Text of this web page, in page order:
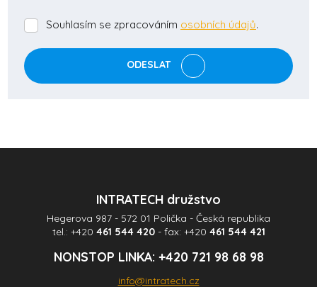
Souhlasím
zpracováním
osobních
údajů.
Souhlasím se zpracováním osobních údajů.
ODESLAT
odeslat.
INTRATECH družstvo
Hegerova 987 - 572 01 Polička - Česká republika
tel.: +420 461 544 420- fax: +420 461 544 421
NONSTOP LINKA: +420 721 98 68 98
info@intratech.cz